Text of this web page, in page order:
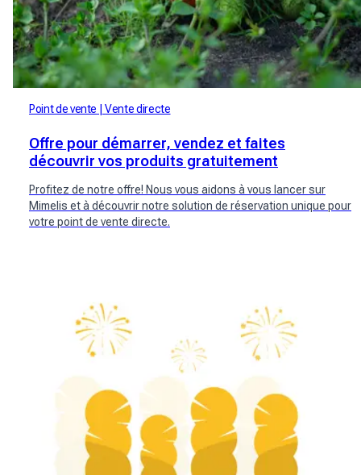
Point de vente Vente directe
Offre pour démarrer, vendez et faites
découvrir vos produits gratuitement
Profitez de notre offre! Nous vous aidons à vous lancer sur
Mimelis et à découvrir notre solution de réservation unique pour
votre point de vente directe.